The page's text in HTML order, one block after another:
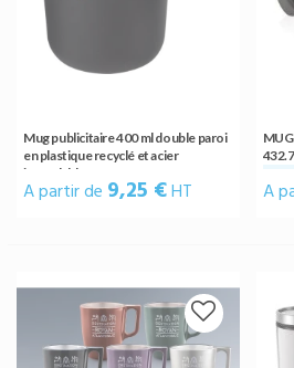
Mug publicitaire 400 ml double paroi
en plastique recyclé et acier
inoxydable
A partir de 9,25 €HT A